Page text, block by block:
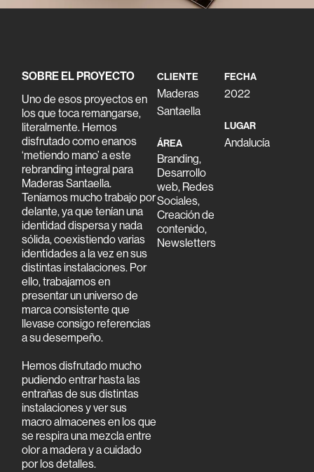
SOBRE EL PROYECTO
Uno de esos proyectos en
los que toca remangarse,
literalmente. Hemos
disfrutado como enanos
‘metiendo mano’ a este
rebranding integral para
Maderas Santaella.
Teníamos mucho trabajo por
delante, ya que tenían una
identidad dispersa y nada
sólida, coexistiendo varias
identidades a la vez en sus
distintas instalaciones. Por
ello, trabajamos en
presentar un universo de
marca consistente que
llevase consigo referencias
a su desempeño.
Hemos disfrutado mucho
pudiendo entrar hasta las
entrañas de sus distintas
instalaciones y ver sus
macro almacenes en los que
se respira una mezcla entre
olor a madera y a cuidado
por los detalles.
CLIENTE
Maderas
Santaella
ÁREA
Branding,
Desarrollo
web, Redes
Sociales,
Creación de
contenido,
Newsletters
FECHA
2022
LUGAR
Andalucía